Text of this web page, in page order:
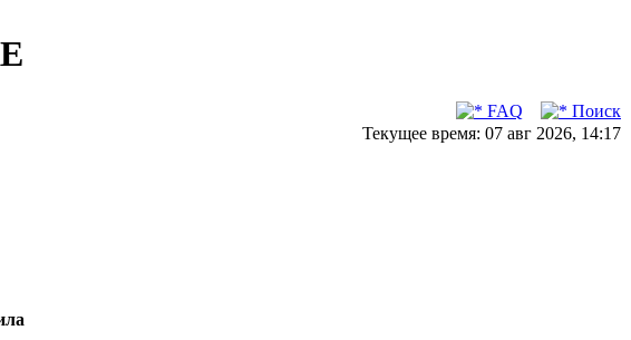
FAQ
Поиск
Текущее время: 07 авг 2026, 14:17